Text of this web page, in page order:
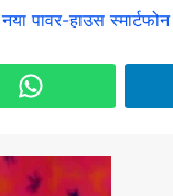
पावर-हाउस स्मार्टफोन